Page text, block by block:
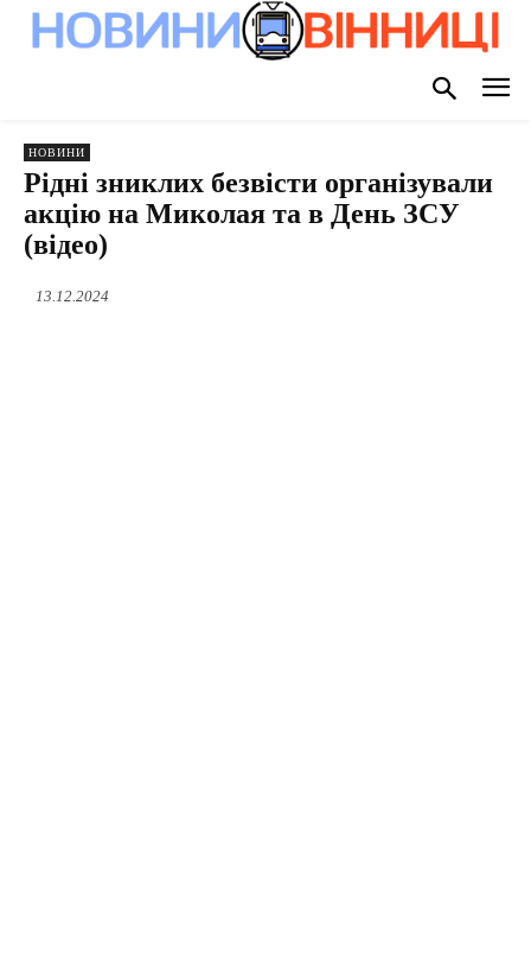
НОВИНИ
Рідні зниклих безвісти організували
акцію на Миколая та в День ЗСУ
(відео)
13.12.2024